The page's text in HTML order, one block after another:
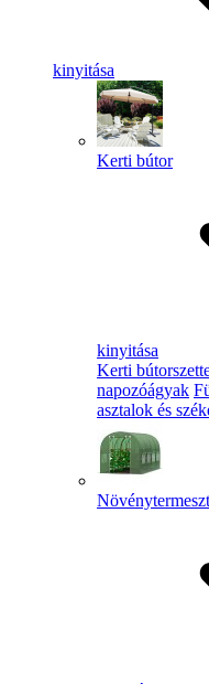
kinyitása
Kerti bútor
kinyitása
Kerti
napozóágyak
asztalok és